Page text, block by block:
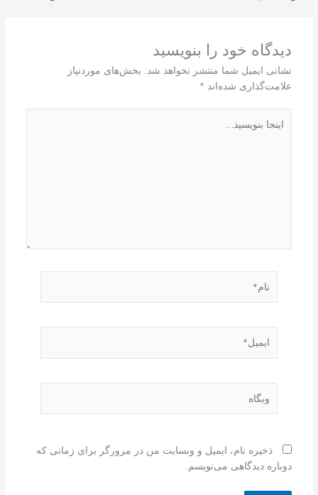
دیدگاه‌ خود را بنویسید
نشانی ایمیل شما منتشر نخواهد شد.
بخش‌های موردنیاز
علامت‌گذاری شده‌اند *
بنویسید…
ذخیره نام، ایمیل و وبسایت من در مرورگر برای زمانی که
دوباره دیدگاهی می‌نویسم.